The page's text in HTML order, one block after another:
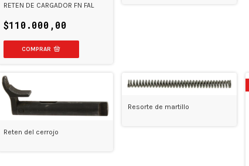
RETEN DE CARGADOR FN FAL
$110.000,00
Reten del cerrojo
Resorte de martillo